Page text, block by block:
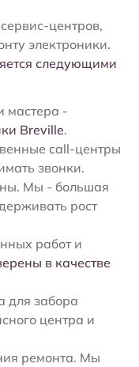
центров,
электроники.
следующими
мастера -
Breville.
call-центры
звонки.
Мы - большая
рост
работ и
в качестве
для забора
центра и
ремонта. Мы